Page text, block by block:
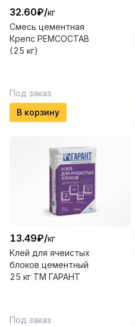
32.60₽/кг
Смесь цементная
Крепс РЕМСОСТАВ
(25 кг)
Под заказ
В корзину
13.49₽/кг
Клей для ячеистых
блоков цементный
25 кг ТМ ГАРАНТ
Под заказ